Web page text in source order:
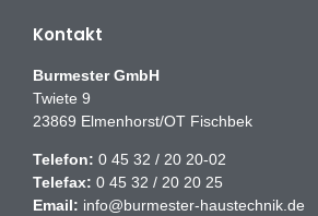
Kontakt
Burmester GmbH
Twiete 9
23869 Elmenhorst/OT Fischbek
Telefon: 0 45 32 / 20 20-02
Telefax: 0 45 32 / 20 20 25
Email: info@burmester-haustechnik.de